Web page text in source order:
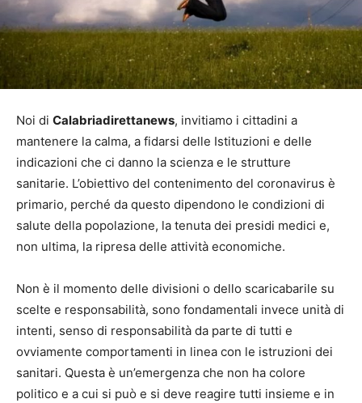
Noi di Calabriadirettanews, invitiamo i cittadini a
mantenere la calma, a fidarsi delle Istituzioni e delle
indicazioni che ci danno la scienza e le strutture
sanitarie. L’obiettivo del contenimento del coronavirus è
primario, perché da questo dipendono le condizioni di
salute della popolazione, la tenuta dei presidi medici e,
non ultima, la ripresa delle attività economiche.
Non è il momento delle divisioni o dello scaricabarile su
scelte e responsabilità, sono fondamentali invece unità di
intenti, senso di responsabilità da parte di tutti e
ovviamente comportamenti in linea con le istruzioni dei
sanitari. Questa è un’emergenza che non ha colore
politico e a cui si può e si deve reagire tutti insieme e in